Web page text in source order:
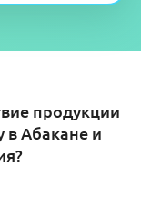
продукции
в Абакане и